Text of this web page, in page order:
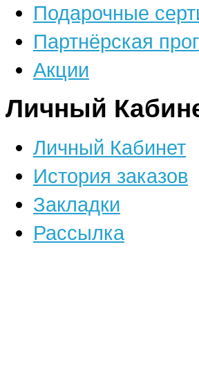
Подарочные
Партнёрская
Акции
Личный
Личный Кабинет
История заказов
Закладки
Рассылка